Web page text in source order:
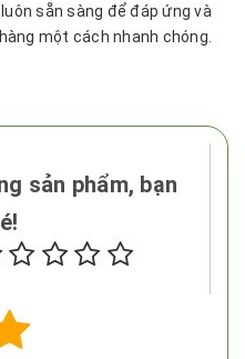
sẵn sàng để đáp ứng và
một cách nhanh chóng.
sản phẩm, bạn